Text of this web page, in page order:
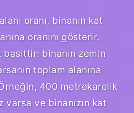
oranı, binanın kat
oranını gösterir.
basittir: binanın zemin
toplam alanına
400 metrekarelik
varsa ve binanızın kat